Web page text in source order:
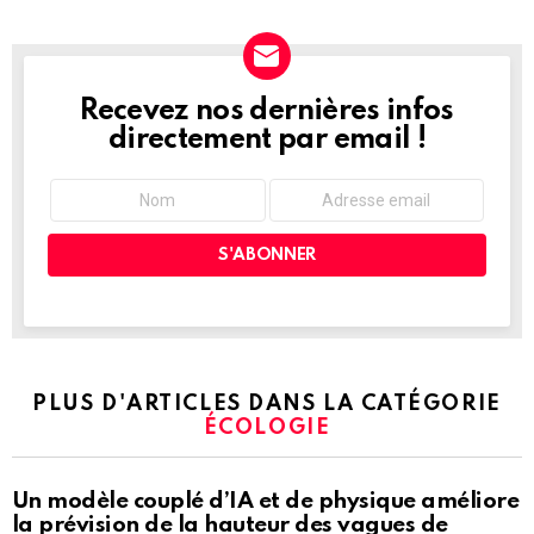
NEWSLETTER
Recevez nos dernières infos
directement par email !
PLUS D'ARTICLES DANS LA CATÉGORIE
ÉCOLOGIE
Un modèle couplé d’IA et de physique améliore
la prévision de la hauteur des vagues de